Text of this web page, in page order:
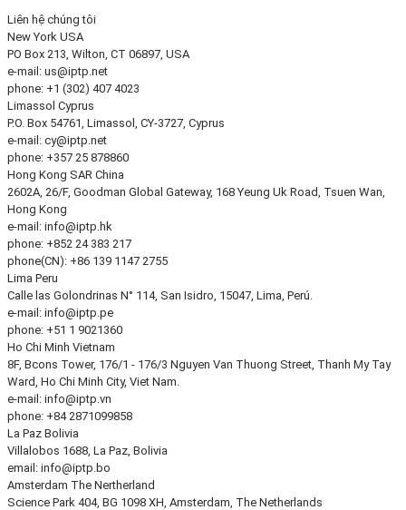
Liên hệ chúng tôi
New York USA
PO Box 213, Wilton, CT 06897, USA
e-mail: us
iptp.net
phone: +1 (302) 407 4023
Limassol Cyprus
P.O. Box 54761, Limassol, CY-3727, Cyprus
e-mail: cy
iptp.net
phone: +357 25 878860
Hong Kong SAR China
2602A, 26/F, Goodman Global Gateway, 168 Yeung Uk Road, Tsuen Wan,
Hong Kong
e-mail: info
iptp.hk
phone: +852 24 383 217
phone(CN): +86 139 1147 2755
Lima Peru
Calle las Golondrinas N° 114, San Isidro, 15047, Lima, Perú.
e-mail: info
iptp.pe
phone: +51 1 9021360
Ho Chi Minh Vietnam
8F, Bcons Tower, 176/1 - 176/3 Nguyen Van Thuong Street, Thanh My Tay
Ward, Ho Chi Minh City, Viet Nam.
e-mail: info
iptp.vn
phone: +84 2871099858
La Paz Bolivia
Villalobos 1688, La Paz, Bolivia
email: info
iptp.bo
Amsterdam The Nertherland
Science Park 404, BG 1098 XH, Amsterdam, The Netherlands